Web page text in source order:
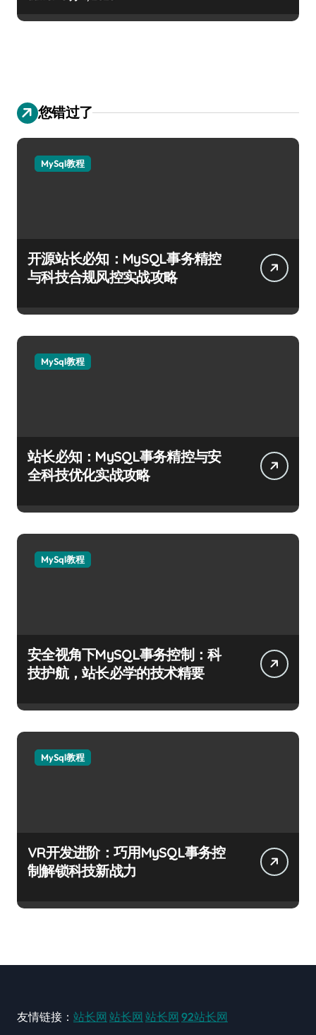
您错过了
MySql教程
开源站长必知：MySQL事务精控
与科技合规风控实战攻略
MySql教程
站长必知：MySQL事务精控与安
全科技优化实战攻略
MySql教程
安全视角下MySQL事务控制：科
技护航，站长必学的技术精要
MySql教程
VR开发进阶：巧用MySQL事务控
制解锁科技新战力
友情链接： 站长网 站长网 站长网 92站长网